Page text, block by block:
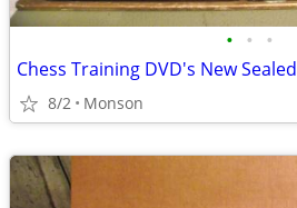
• • •
Chess Training DVD's New Sealed
8/2 Monson